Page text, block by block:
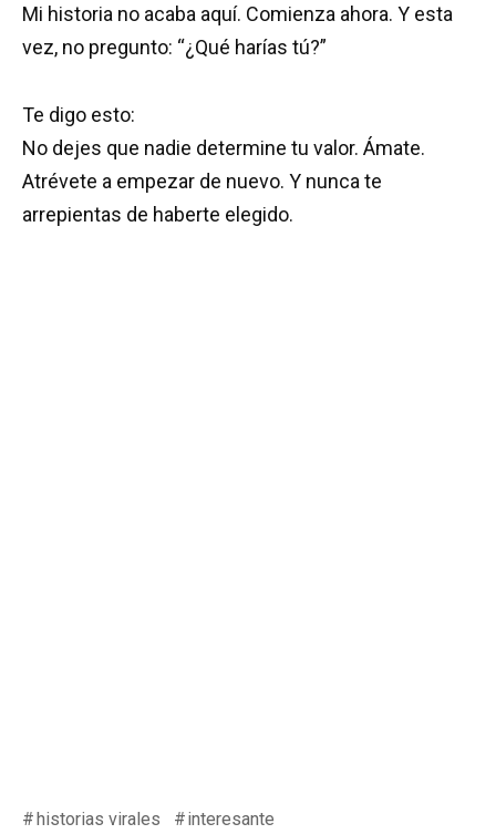
Mi historia no acaba aquí. Comienza ahora. Y esta
vez, no pregunto: “¿Qué harías tú?”
Te digo esto:
No dejes que nadie determine tu valor. Ámate.
Atrévete a empezar de nuevo. Y nunca te
arrepientas de haberte elegido.
historias virales interesante